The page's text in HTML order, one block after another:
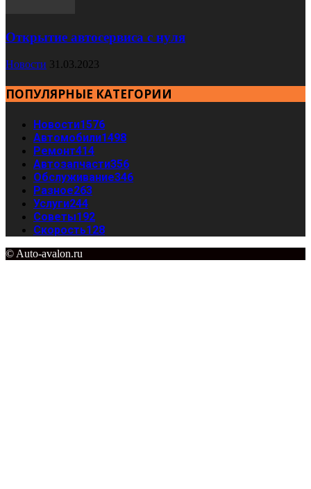
Открытие автосервиса с нуля
Новости 31.03.2023
ПОПУЛЯРНЫЕ КАТЕГОРИИ
Новости1576
Автомобили1498
Ремонт414
Автозапчасти356
Обслуживание346
Разное263
Услуги244
Советы192
Скорость128
© Auto-avalon.ru